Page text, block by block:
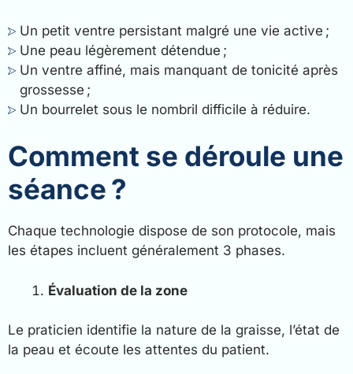
Un petit ventre persistant malgré une vie active ;
Une peau légèrement détendue ;
Un ventre affiné, mais manquant de tonicité après
grossesse ;
Un bourrelet sous le nombril difficile à réduire.
Comment se déroule une
séance ?
Chaque technologie dispose de son protocole, mais
les étapes incluent généralement 3 phases.
Évaluation de la zone
Le praticien identifie la nature de la graisse, l’état de
la peau et écoute les attentes du patient.